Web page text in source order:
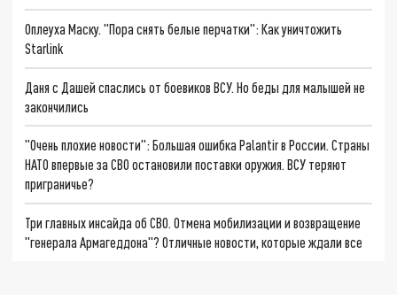
Оплеуха Маску. "Пора снять белые перчатки": Как уничтожить
Starlink
Даня с Дашей спаслись от боевиков ВСУ. Но беды для малышей не
закончились
"Очень плохие новости": Большая ошибка Palantir в России. Страны
НАТО впервые за СВО остановили поставки оружия. ВСУ теряют
приграничье?
Три главных инсайда об СВО. Отмена мобилизации и возвращение
"генерала Армагеддона"? Отличные новости, которые ждали все